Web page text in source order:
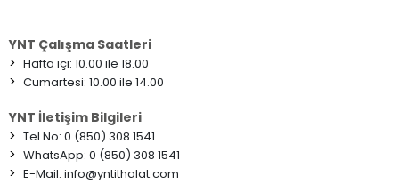
YNT Çalışma Saatleri
> Hafta içi: 10.00 ile 18.00
> Cumartesi: 10.00 ile 14.00
YNT İletişim Bilgileri
> Tel No: 0 (850) 308 1541
> WhatsApp: 0 (850) 308 1541
> E-Mail: info@yntithalat.com